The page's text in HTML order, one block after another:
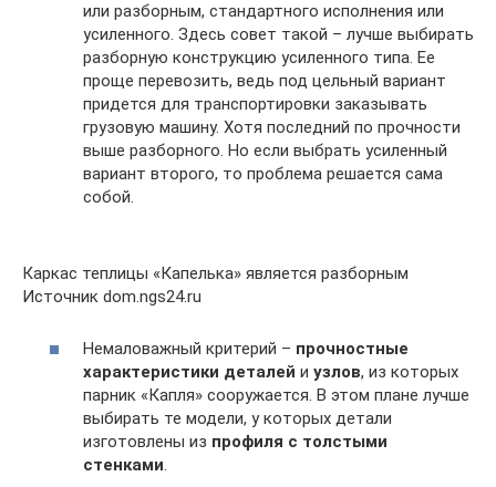
или разборным, стандартного исполнения или
усиленного. Здесь совет такой – лучше выбирать
разборную конструкцию усиленного типа. Ее
проще перевозить, ведь под цельный вариант
придется для транспортировки заказывать
грузовую машину. Хотя последний по прочности
выше разборного. Но если выбрать усиленный
вариант второго, то проблема решается сама
собой.
Каркас теплицы «Капелька» является разборным
Источник dom.ngs24.ru
Немаловажный критерий – прочностные
характеристики деталей и узлов, из которых
парник «Капля» сооружается. В этом плане лучше
выбирать те модели, у которых детали
изготовлены из профиля с толстыми
стенками